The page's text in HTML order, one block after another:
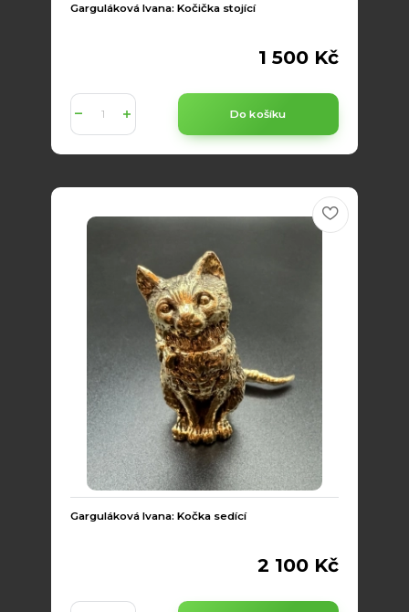
Garguláková Ivana: Kočička stojící
1 500 Kč
Do košíku
Garguláková Ivana: Kočka sedící
2 100 Kč